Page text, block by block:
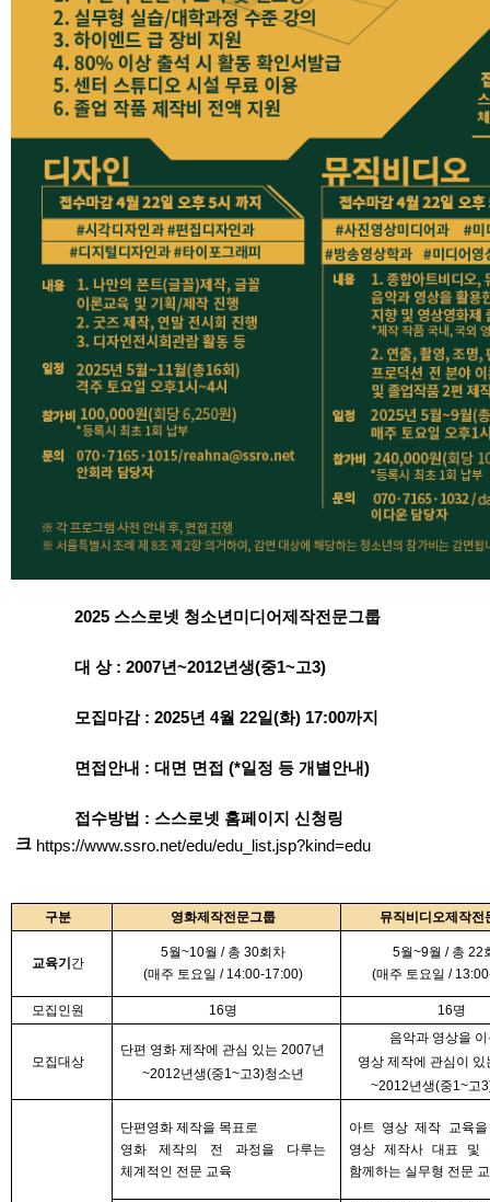
2025 스스로넷 청소년미디어제작전문그룹
대 상 : 2007년~2012년생(중1~고3)
모집마감 : 2025년 4월 22일(화) 17:00까지
면접안내 : 대면 면접 (*일정 등 개별안내)
접수방법 : 스스로넷 홈페이지 신청링
크 https://www.ssro.net/edu/edu_list.jsp?kind=edu
구분 영화제작전문그룹 뮤직비디오제작전
교육기간
5월~10월 / 총 30회차
(매주 토요일 / 14:00-17:00)
5월~9월/ 총22
(매주 토요일 /
모집인원 16명 16명
모집대상
단편 영화 제작에 관심 있는2007년
~2012년생(중1~고3)청소년
음악과 영상을
영상 제작에 관심이
~2012년생(중1~고
단편영화 제작을 목표로
영화 제작의 전 과정을 다루는
체계적인 전문 교육
아트 영상 제작 교육
영상 제작사 대표 및
함께하는 실무형 전문